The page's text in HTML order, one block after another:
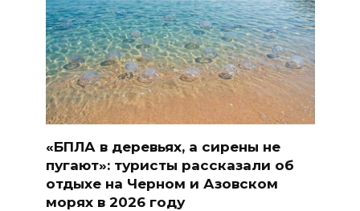
«БПЛА в деревьях, а сирены не
пугают»: туристы рассказали об
отдыхе на Черном и Азовском
морях в 2026 году